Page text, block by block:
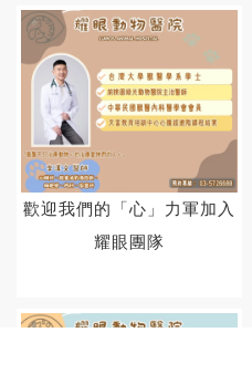
歡迎我們的「心」力軍加入
耀眼團隊